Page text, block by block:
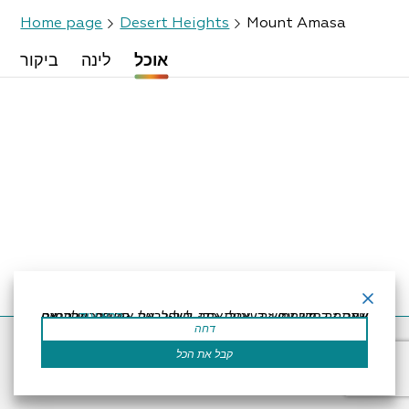
Home page Desert Heights Mount Amasa
ביקור לינה אוכל
Accessibility Statement Regulation Powered by
אתר זה משתמש בעוגיות כדי לשפר את החוויה שלך.נניח שאתה בסדר עם זה, אבל אתה יכול לבטל את הסכמתך אם תרצה. קרא עוד
דחה
קבל את הכל